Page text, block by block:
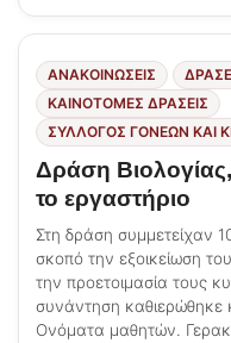
ΑΝΑΚΟΙΝΩΣΕΙΣ
ΚΑΙΝΟΤΌΜΕΣ ΔΡΆΣΕΙΣ
ΣΎΛΛΟΓΟΣ ΓΟΝΈΩΝ ΚΑΙ
Δράση
το εργαστήριο
Στη δράση συμμετείχαν
σκοπό την εξοικείωση
την προετοιμασία τους
συνάντηση
Ονόματα μαθητών.